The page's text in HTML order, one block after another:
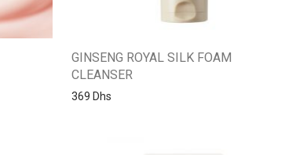
GINSENG ROYAL SILK FOAM
CLEANSER
369 Dhs